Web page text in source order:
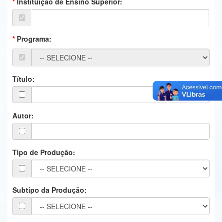
Ministério da Ciência, Tecnologia, Inovações e Comunicações
Ministério do Turismo
Controladoria-Geral da União
Secretaria-Geral
Secretaria de Governo
Gabinete de Segurança Institucional
Advocacia-Geral da União
Banco Central do Brasil
Programa:
Título:
Autor:
Tipo de Produção:
Subtipo da Produção: